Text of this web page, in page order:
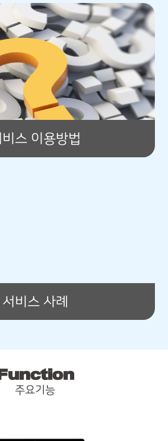
스 이용방법
서비스 사례
Function
주요기능